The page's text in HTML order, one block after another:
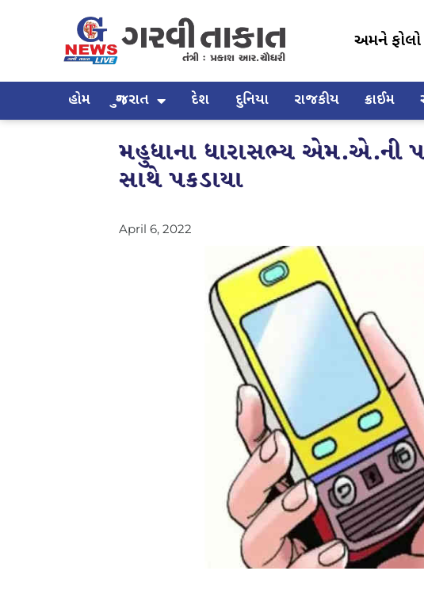
અમને ફોલો
હોમ ગુજરાત દેશ દુનિયા રાજકીય ક્રાઈમ
મહુધાના ધારાસભ્ય એમ.એ.ની
સાથે પકડાયા
April 6, 2022